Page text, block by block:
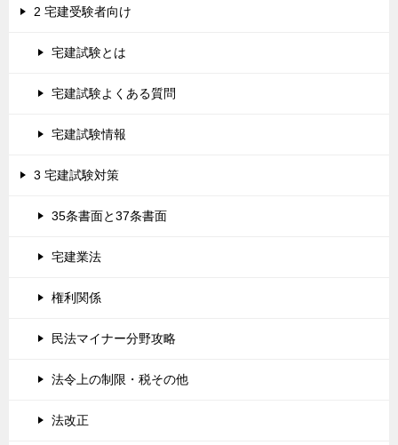
2 宅建受験者向け
宅建試験とは
宅建試験よくある質問
宅建試験情報
3 宅建試験対策
35条書面と37条書面
宅建業法
権利関係
民法マイナー分野攻略
法令上の制限・税その他
法改正